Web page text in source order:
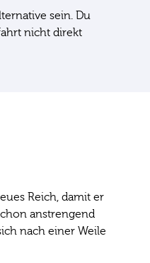
sein. Du
nicht direkt
Reich, damit er
anstrengend
nach einer Weile